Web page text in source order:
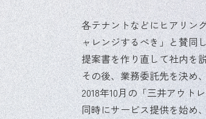
各テナントなどにヒアリン
ャレンジするべき」と賛同
提案書を作り直して社内を
その後、業務委託先を決め
2018年10月の「三井アウト
同時にサービス提供を始め